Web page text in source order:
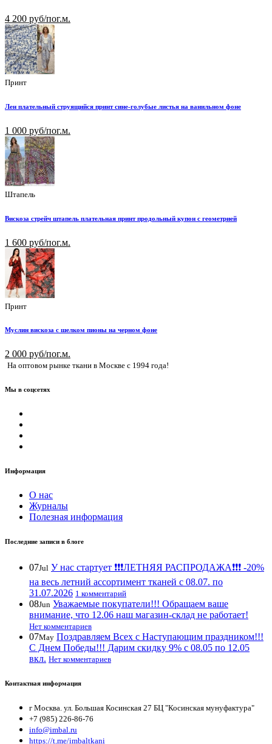
4 200 руб/пог.м.
Принт
Лен плательный струящийся принт сине-голубые листья на ванильном фоне
1 000 руб/пог.м.
Штапель
Вискоза стрейч штапель плательная принт продольный купон с геометрией
1 600 руб/пог.м.
Принт
Муслин вискоза с шелком пионы на черном фоне
2 000 руб/пог.м.
На оптовом рынке ткани в Москве с 1994 года!
Мы в соцсетях
Информация
О нас
Журналы
Полезная информация
Последние записи в блоге
07Jul У нас стартует ❗️❗️❗️ЛЕТНЯЯ РАСПРОДАЖА❗️❗️❗️ -20%
на весь летний ассортимент тканей с 08.07. по
31.07.2026 1 комментарий
08Jun Уважаемые покупатели!!! Обращаем ваше
внимание, что 12.06 наш магазин-склад не работает!
Нет комментариев
07May Поздравляем Всех с Наступающим праздником!!!
С Днем Победы!!! Дарим скидку 9% с 08.05 по 12.05
вкл. Нет комментариев
Контактная информация
г Москва. ул. Большая Косинская 27 БЦ "Косинская мунуфактура"
+7 (985) 226-86-76
info@imbal.ru
https://t.me/imbaltkani